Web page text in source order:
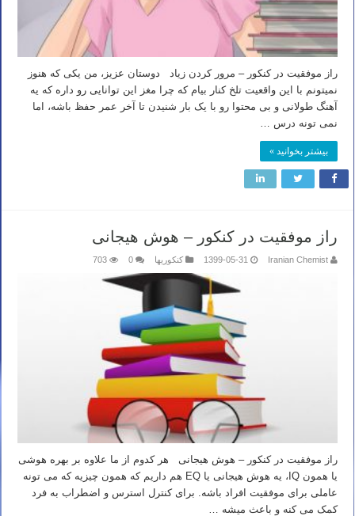
راز موفقیت در کنکور – مرور کردن زیاد دوستان عزیز، من یکی که هنوز
نمیتونم با این واقعیت تلخ کنار بیام که چرا مغز این توانایی رو داره که یه
آهنگ طولانی و بی محتوا رو با یک بار شنیدن تا آخر عمر حفظ باشه، اما
نمی تونه درس …
بیشتر بخوانید »
راز موفقیت در کنکور – هوش هیجانی
Iranian Chemist
1399-05-31 کنکوریها 0
703
راز موفقیت در کنکور – هوش هیجانی هر کدوم از ما علاوه بر بهره هوشی
یا همون IQ، یه هوش هیجانی یا EQ هم داریم که همون چیزیه که می تونه
عاملی برای موفقیت افراد باشه. برای کنترل استرس و اضطراب به فرد
کمک می کنه و باعث میشه …